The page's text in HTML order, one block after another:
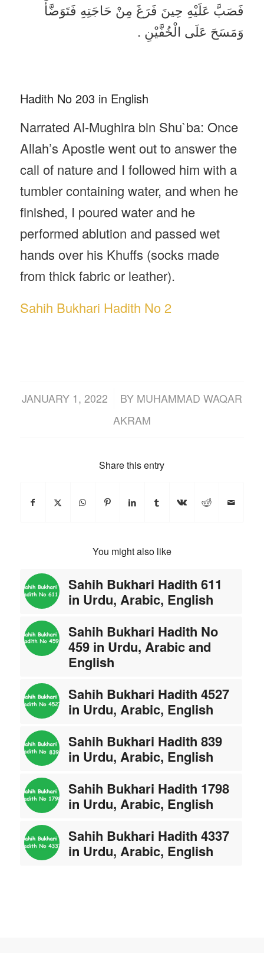
فَصَبَّ عَلَيْهِ حِينَ فَرَغَ مِنْ حَاجَتِهِ فَتَوَضَّأَ
وَمَسَحَ عَلَى الْخُفَّيْنِ .
Hadith No 203 in English
Narrated Al-Mughira bin Shu`ba: Once
Allah’s Apostle went out to answer the
call of nature and I followed him with a
tumbler containing water, and when he
finished, I poured water and he
performed ablution and passed wet
hands over his Khuffs (socks made
from thick fabric or leather).
Sahih Bukhari Hadith No 2
JANUARY 1, 2022
/ BY MUHAMMAD WAQAR
AKRAM
Share this entry
You might also like
Sahih Bukhari Hadith 611
in Urdu, Arabic, English
Sahih Bukhari Hadith No
459 in Urdu, Arabic and
English
Sahih Bukhari Hadith 4527
in Urdu, Arabic, English
Sahih Bukhari Hadith 839
in Urdu, Arabic, English
Sahih Bukhari Hadith 1798
in Urdu, Arabic, English
Sahih Bukhari Hadith 4337
in Urdu, Arabic, English